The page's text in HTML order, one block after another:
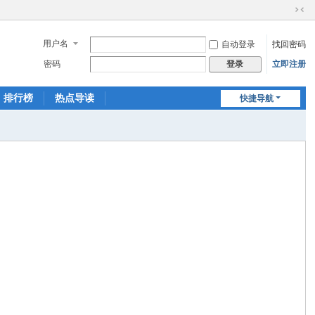
切
到
窄
用户名 自动登录
找回密码
密码
登录 立即注册
快捷导航
排行榜 热点导读